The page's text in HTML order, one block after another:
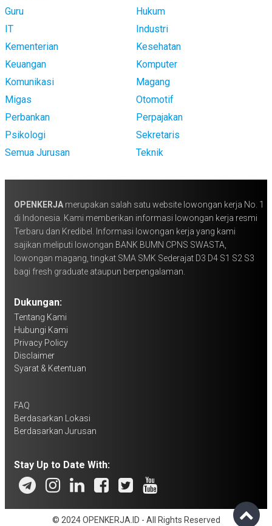
Guru
Hukum
IT
Industri
Kementerian
Kesehatan
Keuangan
Komputer
Komunikasi
Magang
Migas
Otomotif
Perbankan
Perpajakan
Psikologi
Sekretaris
Semua Jurusan
Teknik
OPENKERJA merupakan salah satu website lowongan kerja No. 1
di Indonesia. Kami memberikan informasi lowongan kerja resmi
Terbaru dan Kredibel. Informasi lowongan kerja yang kami
sajikan meliputi lowongan BANK BUMN CPNS SWASTA,
lowongan magang, tingkat SMA SMK Sederajat D3 D4 S1 S2 S3
bagi fresh graduate ataupun berpengalaman.
Dukungan:
Tentang Kami
Hubungi Kami
Privacy Policy
Disclaimer
Syarat & Ketentuan
FAQ
Berdasarkan Lokasi
Berdasarkan Jurusan
Stay Up to Date With:
© 2024 OPENKERJA.ID - All Rights Reserved